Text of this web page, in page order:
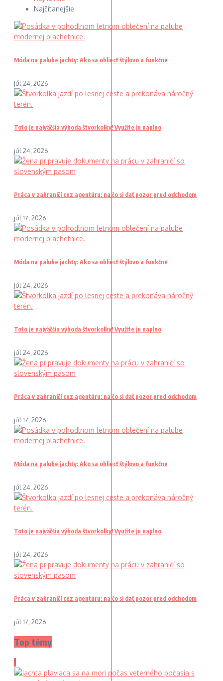
Najčítanejšie
Móda na palube jachty: Ako sa obliecť štýlovo a funkčne
júl 24, 2026
Toto je najväčšia výhoda štvorkolky! Využite ju naplno
júl 24, 2026
Práca v zahraničí cez agentúru: na čo si dať pozor pred odchodom
júl 17, 2026
Móda na palube jachty: Ako sa obliecť štýlovo a funkčne
júl 24, 2026
Toto je najväčšia výhoda štvorkolky! Využite ju naplno
júl 24, 2026
Práca v zahraničí cez agentúru: na čo si dať pozor pred odchodom
júl 17, 2026
Móda na palube jachty: Ako sa obliecť štýlovo a funkčne
júl 24, 2026
Toto je najväčšia výhoda štvorkolky! Využite ju naplno
júl 24, 2026
Práca v zahraničí cez agentúru: na čo si dať pozor pred odchodom
júl 17, 2026
Top témy
1